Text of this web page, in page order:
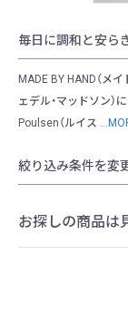
毎日に調和と安ら
MADE BY HAND（メイ
ェデル・マッドソン
Poulsen（ルイス
絞り込み条件を変
お探しの商品は